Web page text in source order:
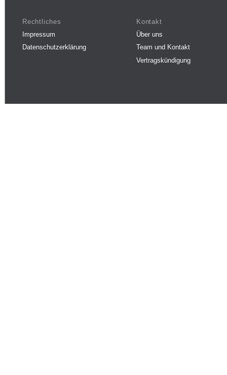
Rechtliches
Impressum
Datenschutzerklärung
Kontakt
Über uns
Team und Kontakt
Vertragskündigung